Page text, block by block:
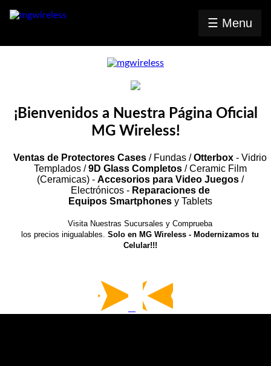
☰ Menu
Mayoreo
⤷ Celulares
¡Bienvenidos a Nuestra Página Oficial
MG Wireless!
Ventas de Protectores Cases / Fundas /Otterbox - Vidrio
Templados /9D Glass Completos/ Ceramic Film
(Ceramicas) - Accesorios para Video Juegos/
Electrónicos - Reparaciones de
Equipos Smartphonesy Tablets
Visita Nuestras Sucursales y Comprueba
los precios inigualables. Solo en MG Wireless - Modernizamos tu
Celular!!!